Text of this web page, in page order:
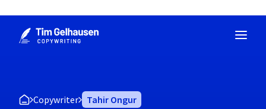
Inhalt
Copywriter Tahir Ongur